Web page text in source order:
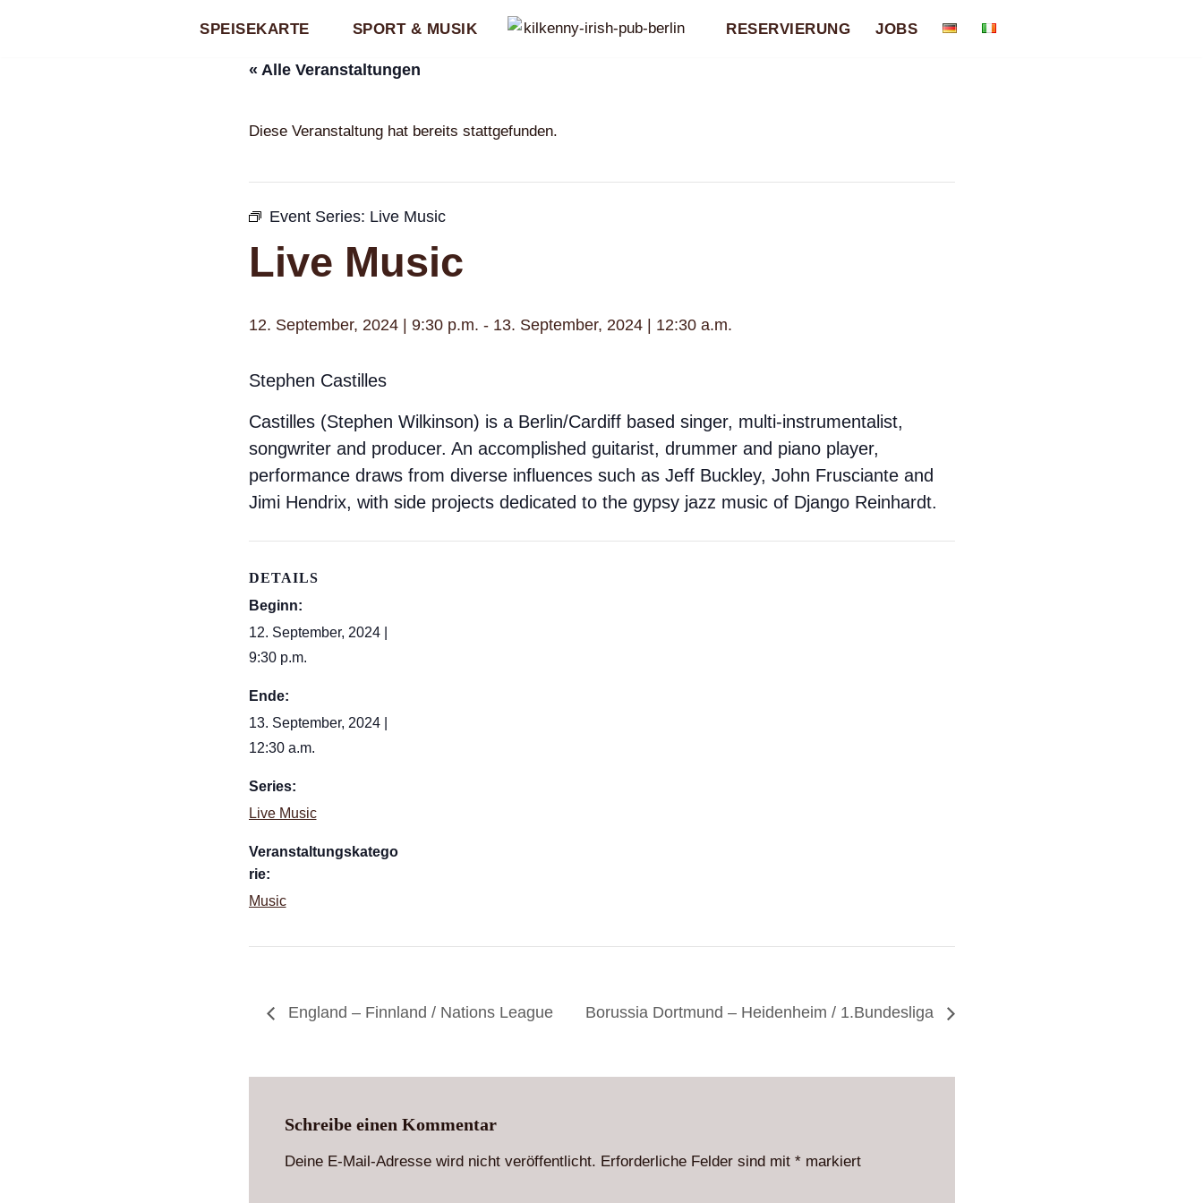
SPEISEKARTE SPORT & MUSIK RESERVIERUNG JOBS
« Alle Veranstaltungen
Diese Veranstaltung hat bereits stattgefunden.
Event Series: Live Music
Live Music
12. September, 2024 | 9:30 p.m. - 13. September, 2024 | 12:30 a.m.
Stephen Castilles
Castilles (Stephen Wilkinson) is a Berlin/Cardiff based singer, multi-instrumentalist,
songwriter and producer. An accomplished guitarist, drummer and piano player,
performance draws from diverse influences such as Jeff Buckley, John Frusciante and
Jimi Hendrix, with side projects dedicated to the gypsy jazz music of Django Reinhardt.
DETAILS
Beginn:
12. September, 2024 |
9:30 p.m.
Ende:
13. September, 2024 |
12:30 a.m.
Series:
Live Music
Veranstaltungskatego
rie:
Music
England – Finnland / Nations League Borussia Dortmund – Heidenheim / 1.Bundesliga
Schreibe einen Kommentar
Deine E-Mail-Adresse wird nicht veröffentlicht. Erforderliche Felder sind mit *markiert